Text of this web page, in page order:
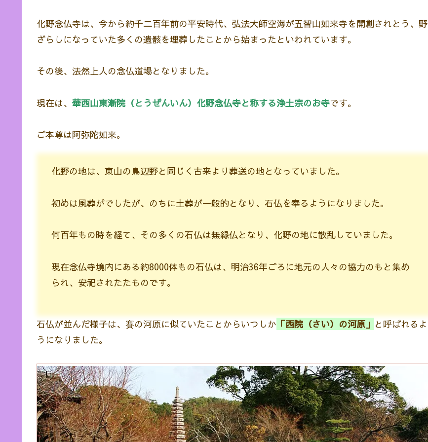
化野念仏寺は、今から約千二百年前の平安時代、弘法大師空海が五智山如来寺を開創されとう、野
ざらしになっていた多くの遺骸を埋葬したことから始まったといわれています。
その後、法然上人の念仏道場となりました。
現在は、 華西山東漸院（とうぜんいん）化野念仏寺と称する浄土宗のお寺です。
ご本尊は阿弥陀如来。
化野の地は、東山の鳥辺野と同じく古来より葬送の地となっていました。
初めは風葬がでしたが、のちに土葬が一般的となり、石仏を奉るようになりました。
何百年もの時を経て、その多くの石仏は無縁仏となり、化野の地に散乱していました。
現在念仏寺境内にある約8000体もの石仏は、明治36年ごろに地元の人々の協力のもと集め
られ、安祀されたたものです。
石仏が並んだ様子は、賽の河原に似ていたことからいつしか 「西院（さい）の河原」 と呼ばれるよ
うになりました。